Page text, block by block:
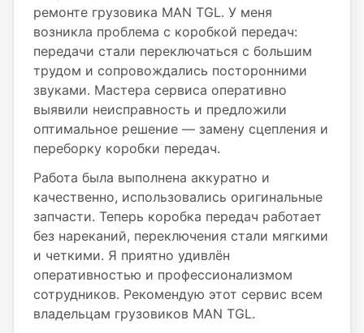
ремонте грузовика MAN TGL. У меня
возникла проблема с коробкой передач:
передачи стали переключаться с большим
трудом и сопровождались посторонними
звуками. Мастера сервиса оперативно
выявили неисправность и предложили
оптимальное решение — замену сцепления и
переборку коробки передач.
Работа была выполнена аккуратно и
качественно, использовались оригинальные
запчасти. Теперь коробка передач работает
без нареканий, переключения стали мягкими
и четкими. Я приятно удивлён
оперативностью и профессионализмом
сотрудников. Рекомендую этот сервис всем
владельцам грузовиков MAN TGL.